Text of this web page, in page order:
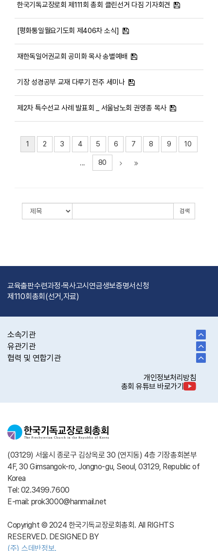
한국기독교장로회 제111회 총회 클린선거 다짐 기자회견
[평화통일월요기도회 제406차 소식]
재한독일어권교회 공미화 목사 송별예배
기장 성경공부 교재 다루기 전주 세미나
제2차 특수선교 사례 발표회 _ 서울남노회 권영종 목사
1 2 3 4 5 6 7 8 9 10
... 80
검색
교육출판수련과정·목사고시 연금생보증명서신청
제110회총회(선거,자료)
소속기관
유관기관
협력 및 연합기관
개인정보처리방침
총회 유튜브 바로가기
(03129) 서울시 종로구 김상옥로 30 (연지동) 4층 기장총회본부
4F, 30 Gimsangok-ro, Jongno-gu, Seoul, 03129, Republic of
Korea
Tel: 02.3499.7600
E-mail: prok3000@hanmail.net
Copyright © 2024 한국기독교장로회총회. All RIGHTS
RESERVED. DESIGNED BY
(주) 스데반정보.